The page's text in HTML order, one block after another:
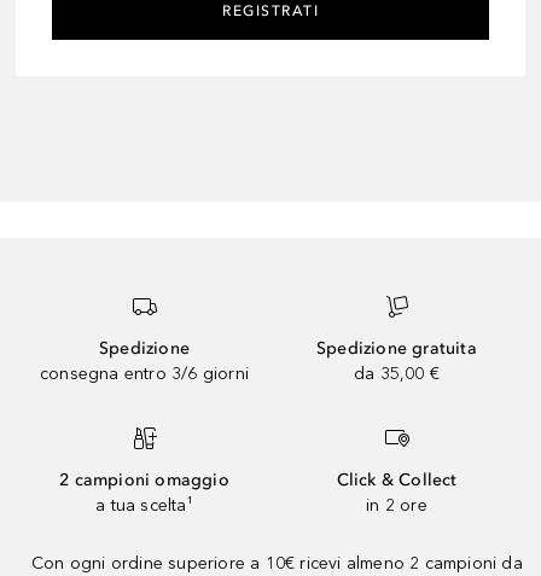
REGISTRATI
Spedizione
consegna entro 3/6 giorni
Spedizione gratuita
da 35,00 €
2 campioni omaggio
a tua scelta¹
Click & Collect
in 2 ore
Con ogni ordine superiore a 10€ ricevi almeno 2 campioni da